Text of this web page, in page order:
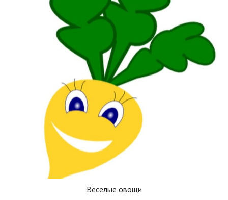
Веселые овощи